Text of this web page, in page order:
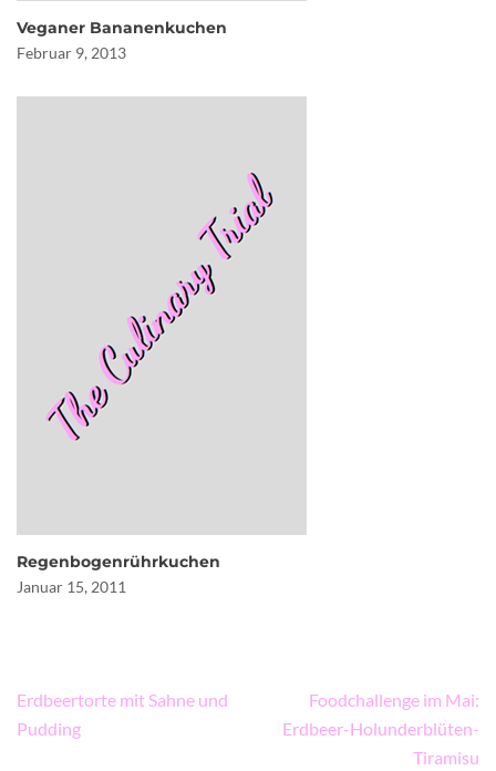
Veganer Bananenkuchen
Februar 9, 2013
Regenbogenrührkuchen
Januar 15, 2011
Beitragsnavigation
Erdbeertorte mit Sahne und
Pudding
Foodchallenge im Mai:
Erdbeer-Holunderblüten-
Tiramisu